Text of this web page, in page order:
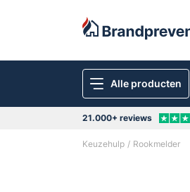
Alle producten
21.000+ reviews
Keuzehulp Rookmelder